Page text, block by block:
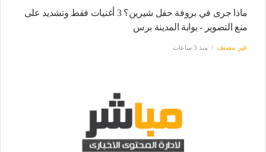
ماذا جرى في بروفة حفل شيرين؟ 3 أغنيات فقط وتشديد على
منع التصوير - بوابة المدينة برس
غير مصنف منذ 3 ساعات